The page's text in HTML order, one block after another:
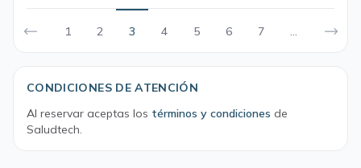
1 2 3 4 5 6 7 ...
CONDICIONES DE ATENCIÓN
Al reservar aceptas los términos y condiciones de
Saludtech.